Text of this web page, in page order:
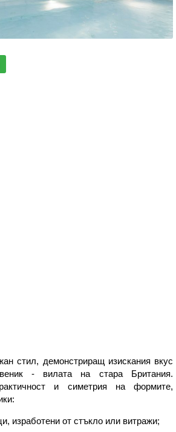
стил, демонстриращ изискания вкус
- вилата на стара Британия.
и симетрия на формите,
изработени от стъкло или витражи;